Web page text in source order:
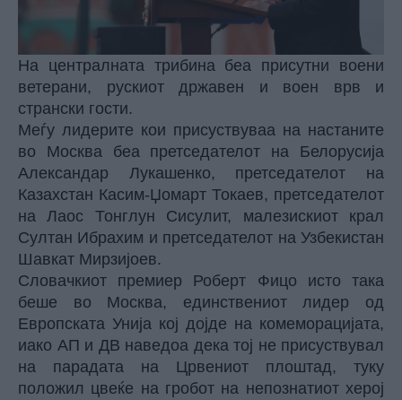
На централната трибина беа присутни воени
ветерани, рускиот државен и воен врв и
странски гости.
Меѓу лидерите кои присуствуваа на настаните
во Москва беа претседателот на Белорусија
Александар Лукашенко, претседателот на
Казахстан Касим-Џомарт Токаев, претседателот
на Лаос Тонглун Сисулит, малезискиот крал
Султан Ибрахим и претседателот на Узбекистан
Шавкат Мирзијоев.
Словачкиот премиер Роберт Фицо исто така
беше во Москва, единствениот лидер од
Европската Унија кој дојде на комеморацијата,
иако АП и ДВ наведоа дека тој не присуствувал
на парадата на Црвениот плоштад, туку
положил цвеќе на гробот на непознатиот херој